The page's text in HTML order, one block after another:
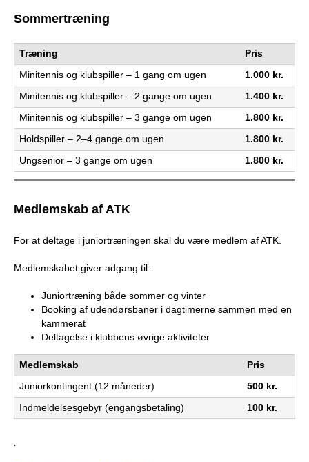
s
K
Sommertræning
Træning Pris
Minitennis og klubspiller – 1 gang om ugen 1.000 kr.
Minitennis og klubspiller – 2 gange om ugen 1.400 kr.
Minitennis og klubspiller – 3 gange om ugen 1.800 kr.
Holdspiller – 2–4 gange om ugen 1.800 kr.
Ungsenior – 3 gange om ugen 1.800 kr.
Medlemskab af ATK
For at deltage i juniortræningen skal du være medlem af ATK.
Medlemskabet giver adgang til:
Juniortræning både sommer og vinter
Booking af udendørsbaner i dagtimerne sammen med en
kammerat
Deltagelse i klubbens øvrige aktiviteter
Medlemskab Pris
Juniorkontingent (12 måneder) 500 kr.
Indmeldelsesgebyr (engangsbetaling) 100 kr.